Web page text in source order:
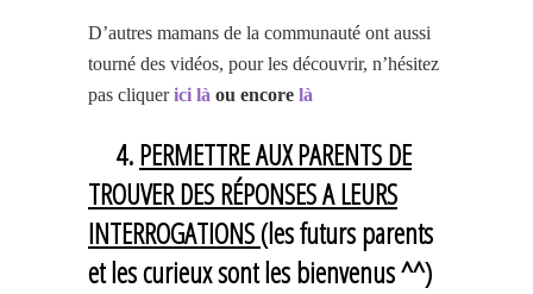
D’autres mamans de la communauté ont aussi
tourné des vidéos, pour les découvrir, n’hésitez
pas cliquerici là ou encore là
4.PERMETTRE AUX PARENTS DE
TROUVER DES RÉPONSES A LEURS
INTERROGATIONS(les futurs parents
et les curieux sont les bienvenus ^^)